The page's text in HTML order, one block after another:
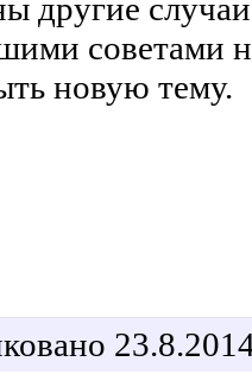
другие
советами
новую тему.